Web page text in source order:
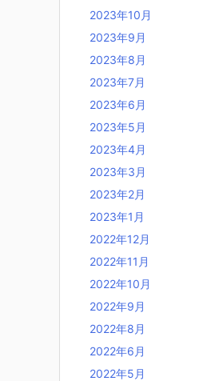
2023年10月
2023年9月
2023年8月
2023年7月
2023年6月
2023年5月
2023年4月
2023年3月
2023年2月
2023年1月
2022年12月
2022年11月
2022年10月
2022年9月
2022年8月
2022年6月
2022年5月